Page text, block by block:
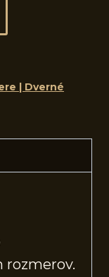
| Dverné
rozmerov.